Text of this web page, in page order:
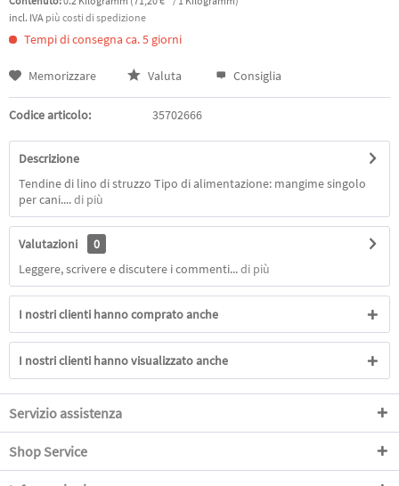
incl. IVA più costi di spedizione
Tempi di consegna ca. 5 giorni
Memorizzare Valuta Consiglia
Codice articolo: 35702666
Descrizione
Tendine di lino di struzzo Tipo di alimentazione: mangime singolo
per cani....di più
Valutazioni
0
Leggere, scrivere e discutere i commenti...di più
I nostri clienti hanno comprato anche
I nostri clienti hanno visualizzato anche
Servizio assistenza
Shop Service